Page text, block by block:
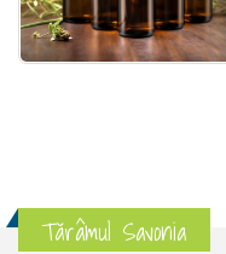
Tărâmul Savonia